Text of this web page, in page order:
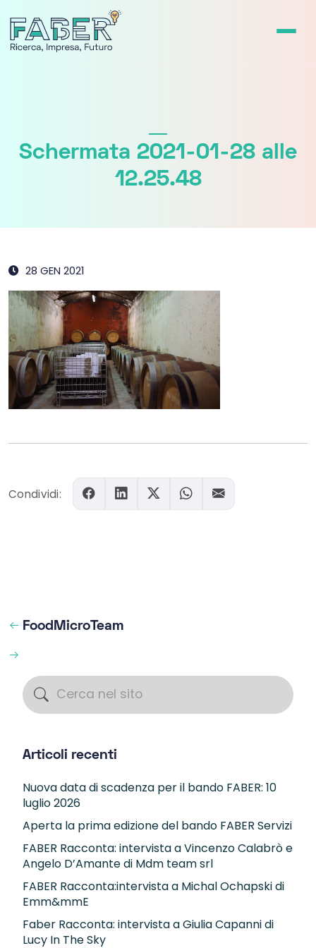
Schermata 2021-01-28 alle
12.25.48
28 GEN 2021
Condividi:
FoodMicroTeam
Articoli recenti
Nuova data di scadenza per il bando FABER: 10
luglio 2026
Aperta la prima edizione del bando FABER Servizi
FABER Racconta: intervista a Vincenzo Calabrò e
Angelo D’Amante di Mdm team srl
FABER Racconta:intervista a Michal Ochapski di
Emm&mmE
Faber Racconta: intervista a Giulia Capanni di
Lucy In The Sky